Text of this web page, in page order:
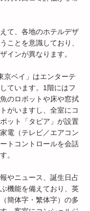
て、各地のホテルデザ
ことを意識しており、
インが異なります。
京ベイ」はエンターテ
ています。1階にはフ
のロボットや床や窓拭
がいますし、全室にコ
ット「タピア」が設置
電（テレビ／エアコン
トコントロールを会話
。
やニュース、誕生日占
機能を備えており、英
簡体字・繁体字）の多